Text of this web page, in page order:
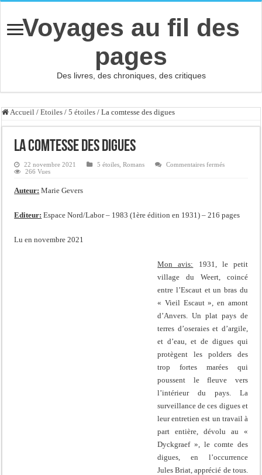
Voyages au fil des
pages
Des livres, des chroniques, des critiques
Accueil / Etoiles / 5 étoiles / La comtesse des digues
La comtesse des digues
22 novembre 2021 5 étoiles ,Romans Commentaires ferméssur
266 Vues
Auteur: Marie Gevers
Editeur: Espace Nord/Labor – 1983 (1ère édition en 1931) – 216 pages
Lu en novembre 2021
Mon avis: 1931, le petit
village du Weert, coincé
entre l’Escaut et un bras du
« Vieil Escaut », en amont
d’Anvers. Un plat pays de
terres d’oseraies et d’argile,
et d’eau, et de digues qui
protègent les polders des
trop fortes marées qui
poussent le fleuve vers
l’intérieur du pays. La
surveillance de ces digues et
leur entretien est un travail à
part entière, dévolu au «
Dyckgraef », le comte des
digues, en l’occurrence
Jules Briat, apprécié de tous.